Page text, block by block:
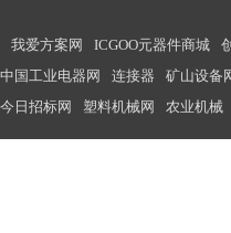
我爱方案网 ICGOO元器件商城
中国工业电器网
连接器 矿山设备
今日招标网
塑料机械网 农业机械